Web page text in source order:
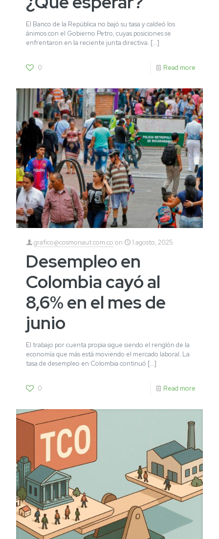
El Banco de la República no bajó su tasa y caldeó los
ánimos con el Gobierno Petro, cuyas posiciones se
enfrentaron en la reciente junta directiva. […]
0 Read more
grafico@cosmonaut.com.co on 1 agosto, 2025
Desempleo en
Colombia cayó al
8,6% en el mes de
junio
El trabajo por cuenta propia sigue siendo el renglón de la
economía que más está moviendo el mercado laboral. La
tasa de desempleo en Colombia continuó […]
0 Read more